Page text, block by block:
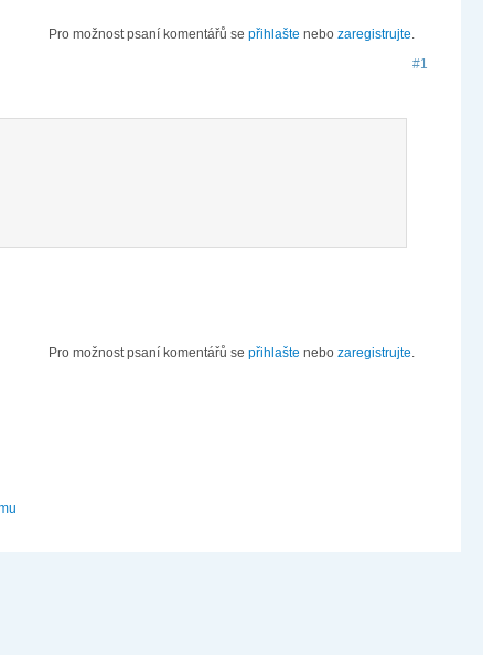
Pro možnost psaní komentářů se přihlašte nebo zaregistrujte
#1
Pro možnost psaní komentářů se přihlašte nebo zaregistrujte.